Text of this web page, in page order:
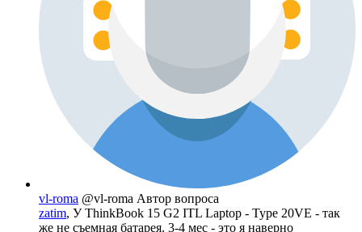
vl-roma @vl-roma Автор вопроса
zatim, У ThinkBook 15 G2 ITL Laptop - Type 20VE - так
же не съемная батарея. 3-4 мес - это я наверно